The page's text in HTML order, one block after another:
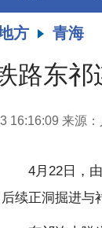
方 青海
路东祁
16:16:09 来源
4月22日，
后续正洞掘进与